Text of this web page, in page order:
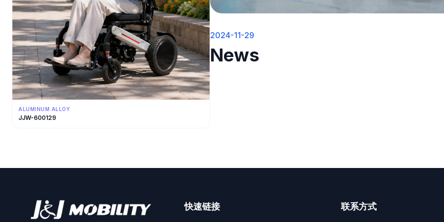
ALUMINUM ALLOY
JJW-600129
2024-11-29
News
快速链接 联系方式